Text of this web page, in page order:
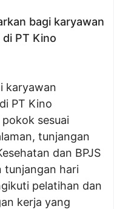
bagi karyawan
PT Kino
karyawan
PT Kino
sesuai
tunjangan
dan BPJS
tunjangan hari
pelatihan dan
kerja yang